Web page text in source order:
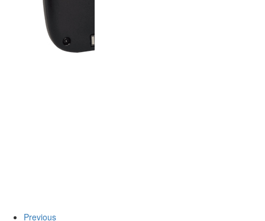
Previous